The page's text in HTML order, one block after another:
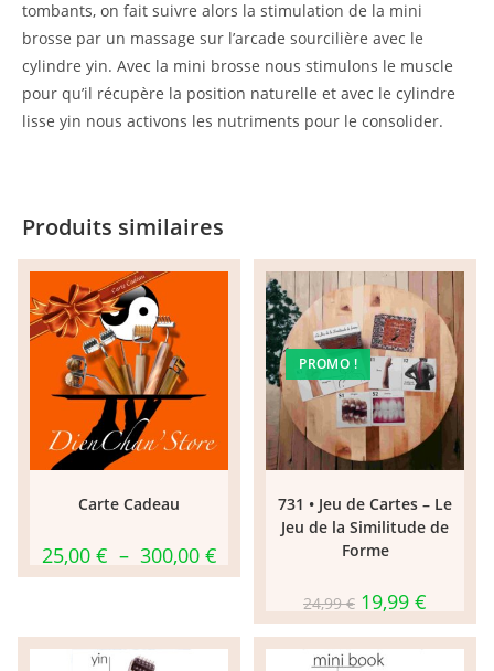
tombants, on fait suivre alors la stimulation de la mini
brosse par un massage sur l’arcade sourcilière avec le
cylindre yin. Avec la mini brosse nous stimulons le muscle
pour qu’il récupère la position naturelle et avec le cylindre
lisse yin nous activons les nutriments pour le consolider.
Produits similaires
Carte Cadeau
25,00 € – 300,00 €Plage
de
prix :
300,00 €
PROMO !
731 • Jeu de Cartes – Le
Jeu de la Similitude de
Forme
24,99€ Le
prix
initial
était :
24,99 €.
19,99 €
actuel
est :